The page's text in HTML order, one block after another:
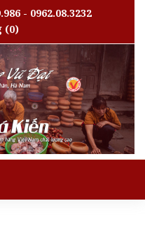
- 0962.08.3232
(0)